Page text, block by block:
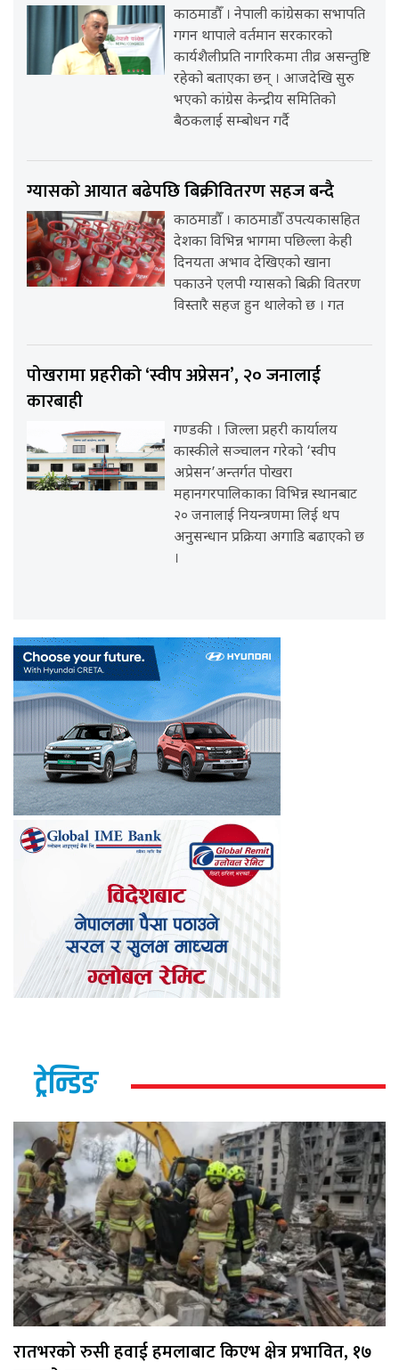
काठमाडौँ । नेपाली कांग्रेसका सभापति
गगन थापाले वर्तमान सरकारको
कार्यशैलीप्रति नागरिकमा तीव्र असन्तुष्टि
रहेको बताएका छन् । आजदेखि सुरु
भएको कांग्रेस केन्द्रीय समितिको
बैठकलाई सम्बोधन गर्दै
ग्यासको आयात बढेपछि बिक्रीवितरण सहज बन्दै
काठमाडौँ । काठमाडौँ उपत्यकासहित
देशका विभिन्न भागमा पछिल्ला केही
दिनयता अभाव देखिएको खाना
पकाउने एलपी ग्यासको बिक्री वितरण
विस्तारै सहज हुन थालेको छ । गत
पोखरामा प्रहरीको ‘स्वीप अप्रेसन’, २० जनालाई
कारबाही
गण्डकी । जिल्ला प्रहरी कार्यालय
कास्कीले सञ्चालन गरेको ‘स्वीप
अप्रेसन’अन्तर्गत पोखरा
महानगरपालिकाका विभिन्न स्थानबाट
२० जनालाई नियन्त्रणमा लिई थप
अनुसन्धान प्रक्रिया अगाडि बढाएको छ
।
ट्रेन्डिङ
रातभरको रुसी हवाई हमलाबाट किएभ क्षेत्र प्रभावित, १७